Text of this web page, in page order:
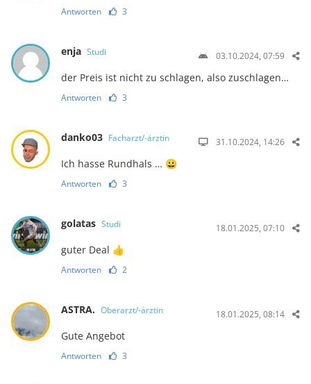
Antworten 3
enja Studi 03.10.2024, 07:59
der Preis ist nicht zu schlagen, also zuschlagen…
Antworten 3
danko03 Facharzt/-ärztin 31.10.2024, 14:26
Ich hasse Rundhals … 😀
Antworten 3
golatas Studi 18.01.2025, 07:10
guter Deal 👍
Antworten 2
ASTRA. Oberarzt/-ärztin 18.01.2025, 08:14
Gute Angebot
Antworten 3